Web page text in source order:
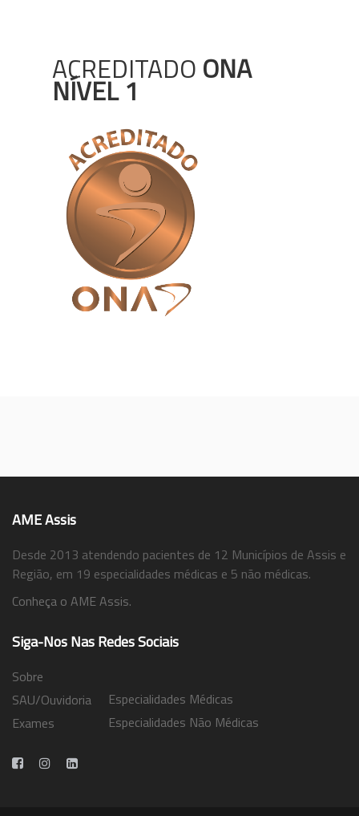
ACREDITADO ONA
NÍVEL 1
AME Assis
Desde 2013 atendendo pacientes de 12 Municípios de Assis e
Região, em 19 especialidades médicas e 5 não médicas.
Conheça o AME Assis.
Siga-Nos Nas Redes Sociais
Sobre
SAU/Ouvidoria
Exames
Especialidades Médicas
Especialidades Não Médicas